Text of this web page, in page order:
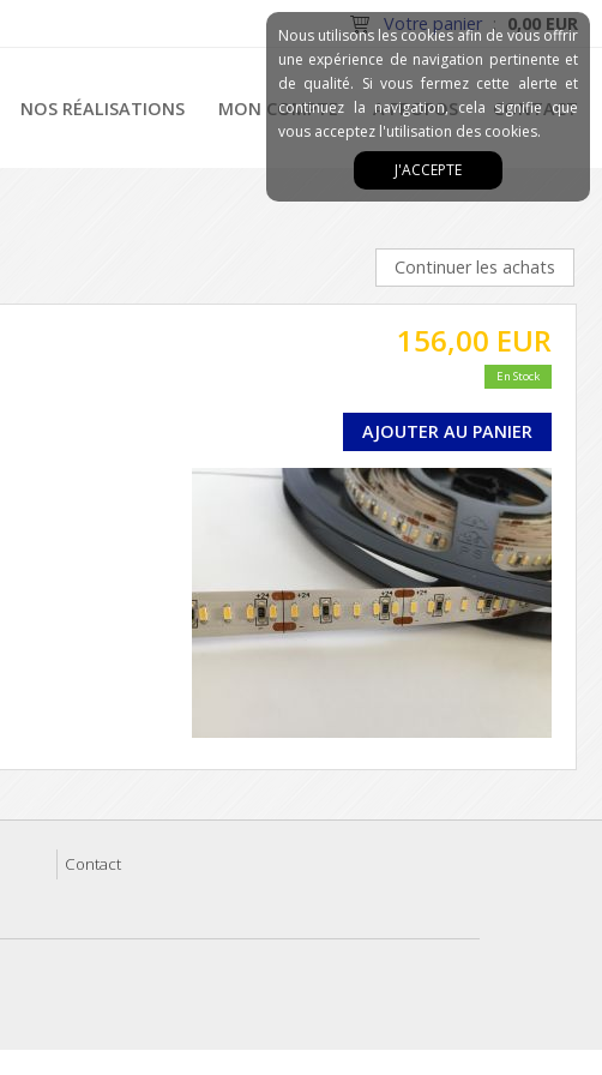
Votre panier : 0,00 EUR
NOS RÉALISATIONS MON COMPTE A PROPOS CONTACT
Continuer les achats
156,00 EUR
En Stock
AJOUTER AU PANIER
Contact
Nous utilisons les cookies afin de vous offrir
une expérience de navigation pertinente et
de qualité. Si vous fermez cette alerte et
continuez la navigation, cela signifie que
vous acceptez l'utilisation des cookies.
J'ACCEPTE